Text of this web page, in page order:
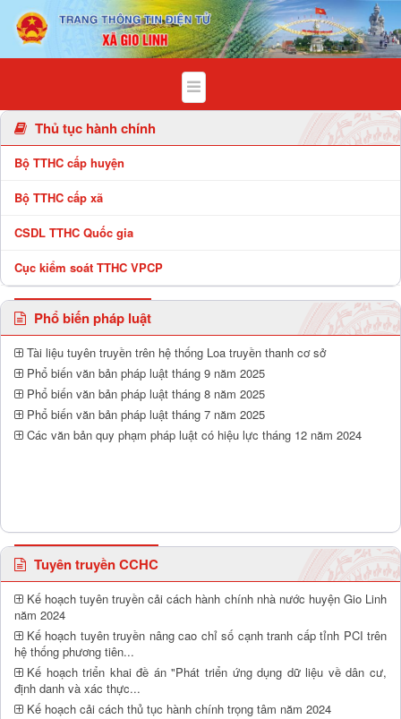
Chi tiết bài viết - Xã Gio Linh
Thủ tục hành chính
Bộ TTHC cấp huyện
Bộ TTHC cấp xã
CSDL TTHC Quốc gia
Cục kiểm soát TTHC VPCP
Phổ biến pháp luật
Tài liệu tuyên truyền trên hệ thống Loa truyền thanh cơ sở
Phổ biến văn bản pháp luật tháng 9 năm 2025
Phổ biến văn bản pháp luật tháng 8 năm 2025
Phổ biến văn bản pháp luật tháng 7 năm 2025
Các văn bản quy phạm pháp luật có hiệu lực tháng 12 năm 2024
Tuyên truyền CCHC
Kế hoạch tuyên truyền cải cách hành chính nhà nước huyện Gio Linh
năm 2024
Kế hoạch tuyên truyền nâng cao chỉ số cạnh tranh cấp tỉnh PCI trên
hệ thống phương tiên...
Kế hoạch triển khai đề án "Phát triển ứng dụng dữ liệu về dân cư,
định danh và xác thực...
Kế hoạch cải cách thủ tục hành chính trọng tâm năm 2024